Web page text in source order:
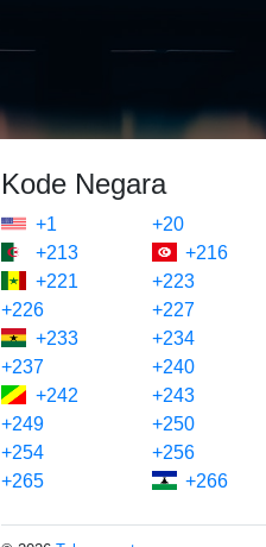
Kode Negara
+1 +20
+213
+216
+221
+223
+226
+227
+233
+234
+237
+240
+242
+243
+249
+250
+254
+256
+265
+266